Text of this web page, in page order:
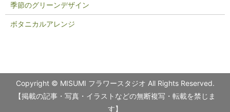
季節のグリーンデザイン
ボタニカルアレンジ
Copyright © MISUMI フラワースタジオ All Rights Reserved.
【掲載の記事・写真・イラストなどの無断複写・転載を禁じま
す】